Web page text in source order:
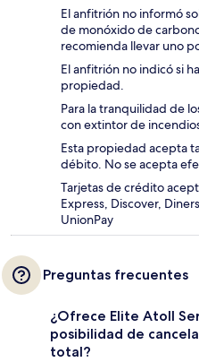
El anfitrión no informó
de monóxido de
recomienda llevar uno
El anfitrión no indicó si
propiedad.
Para la tranquilidad de
con extintor de
Esta propiedad acepta
débito. No se acepta
Tarjetas de crédito
Express, Discover,
UnionPay
Preguntas frecuentes
¿Ofrece Elite Atoll
posibilidad de
total?